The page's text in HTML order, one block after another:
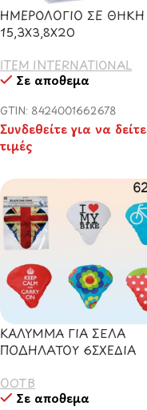
ΗΜΕΡΟΛΟΓΙΟ ΣΕ ΘΗΚΗ
15,3Χ3,8Χ20
ITEM INTERNATIONAL
Σε απόθεμα
GTIN: 8424001662678
Συνδεθείτε για να δείτε
τιμές
ΚΑΛΥΜΜΑ ΓΙΑ ΣΕΛΑ
ΠΟΔΗΛΑΤΟΥ 6ΣΧΕΔΙΑ
OOTB
Σε απόθεμα